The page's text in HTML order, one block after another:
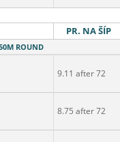
PR. NA ŠÍP
ROUND
9.11 after 72
8.75 after 72